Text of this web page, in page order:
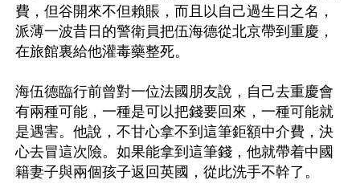
費，但谷開來不但賴賬，而且以自己過生日之名，
派薄一波昔日的警衛員把伍海德從北京帶到重慶，
在旅館裏給他灌毒藥整死。
海伍德臨行前曾對一位法國朋友說，自己去重慶會
有兩種可能，一種是可以把錢要回來，一種可能就
是遇害。他說，不甘心拿不到這筆鉅額中介費，決
心去冒這次險。如果能拿到這筆錢，他就帶着中國
籍妻子與兩個孩子返回英國，從此洗手不幹了。